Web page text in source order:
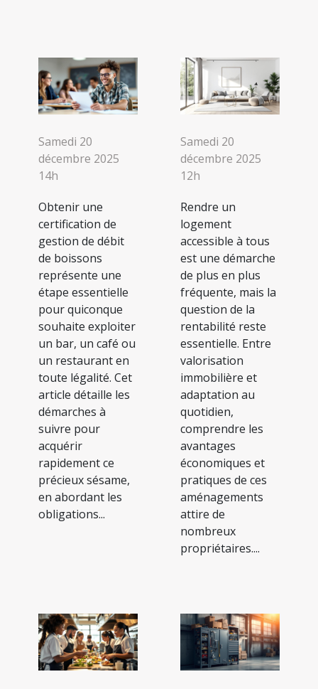
Samedi 20
décembre 2025
14h
Obtenir une
certification de
gestion de débit
de boissons
représente une
étape essentielle
pour quiconque
souhaite exploiter
un bar, un café ou
un restaurant en
toute légalité. Cet
article détaille les
démarches à
suivre pour
acquérir
rapidement ce
précieux sésame,
en abordant les
obligations...
Samedi 20
décembre 2025
12h
Rendre un
logement
accessible à tous
est une démarche
de plus en plus
fréquente, mais la
question de la
rentabilité reste
essentielle. Entre
valorisation
immobilière et
adaptation au
quotidien,
comprendre les
avantages
économiques et
pratiques de ces
aménagements
attire de
nombreux
propriétaires....